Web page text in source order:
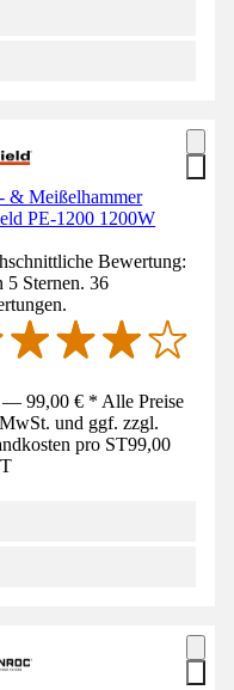
& Meißelhammer
PE-1200 1200W
Bewertung:
5 Sternen. 36
— 99,00 € * Alle Preise
und ggf. zzgl.
pro ST99,00